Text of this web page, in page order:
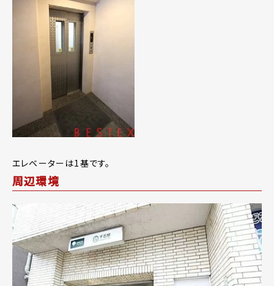
エレベーターは1基です。
周辺環境